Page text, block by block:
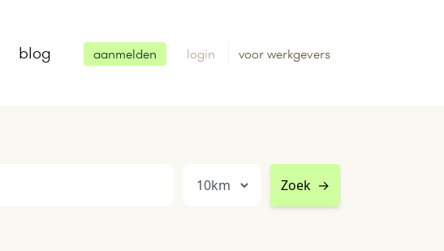
blog aanmelden login voor werkgevers
Zoek →